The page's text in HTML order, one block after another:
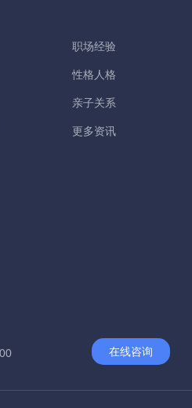
职场经验
性格人格
亲子关系
更多资讯
在线咨询